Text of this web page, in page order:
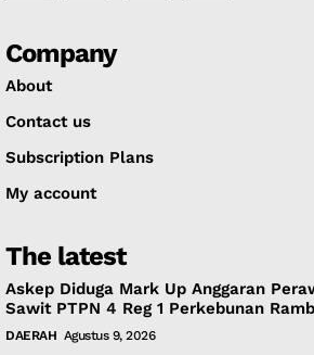
Company
About
Contact us
Subscription Plans
My account
The latest
Askep Diduga Mark Up Anggaran
Sawit PTPN 4 Reg 1 Perkebunan
DAERAH Agustus 9, 2026